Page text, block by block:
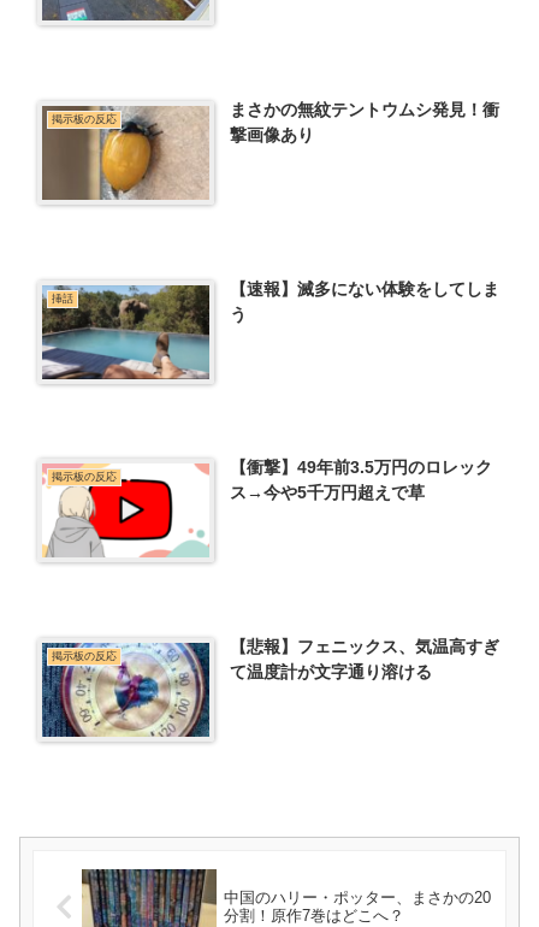
掲示板の反応
まさかの無紋テントウムシ発見！衝
撃画像あり
挿話
【速報】滅多にない体験をしてしま
う
掲示板の反応
【衝撃】49年前3.5万円のロレック
ス→今や5千万円超えで草
掲示板の反応
【悲報】フェニックス、気温高すぎ
て温度計が文字通り溶ける
中国のハリー・ポッター、まさかの20
分割！原作7巻はどこへ？